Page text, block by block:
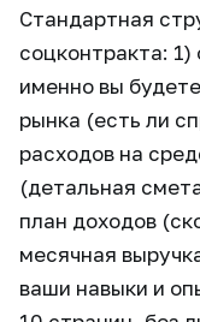
Стандартная
соцконтракта:
именно вы
рынка (есть ли
расходов на
(детальная
план доходов
месячная
ваши навыки и